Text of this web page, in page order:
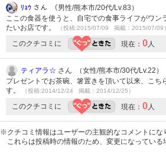
ﾘｮｳ さん （男性/熊本市/20代/Lv.83）
ここの食器を使うと、自宅での食事ライフがワ
たいお店です。
（投稿:2015/07/09 掲載：2015/07/09）
このクチコミに 現在： 0人
ティアラ☆ さん （女性/熊本市/30代/Lv.22）
プレゼントでお茶碗、箸置きを頂いて以来、こ
す。
（投稿:2014/12/24 掲載：2014/12/25）
このクチコミに 現在： 0人
※クチコミ情報はユーザーの主観的なコメントにな
これらは投稿時の情報のため、変更になっている